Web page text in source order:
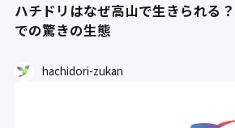
ハチドリはなぜ高山で生きられる
での驚きの生態
hachidori-zukan